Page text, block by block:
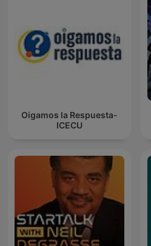
Oigamos la Respuesta-
ICECU